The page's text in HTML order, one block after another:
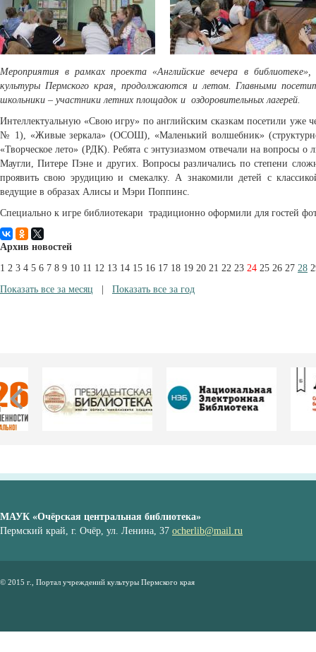
Мероприятия в рамках проекта «Английские вечера в
культуры Пермского края, продолжаются и летом. Главными
школьники – участники летних площадок и оздоровительных лагерей.
Интеллектуальную «Свою игру» по английским сказкам посетили уже
№ 1), «Живые зеркала» (ОСОШ), «Маленький волшебник»
«Творческое лето» (РДК). Ребята с энтузиазмом отвечали на
Маугли, Питере Пэне и других. Вопросы различались по степени
проявить свою эрудицию и смекалку. А знакомили детей с
ведущие в образах Алисы и Мэри Поппинс.
Специально к игре библиотекари традиционно оформили для гостей
Архив новостей
1 2 3 4 5 6 7 8 9 10 11 12 13 14 15 16 17 18 19 20 21 22 23 24 25 26 27 28
Показать все за месяц
Показать все за год
МАУК «Очёрская центральная библиотека»
Пермский край, г. Очёр, ул. Ленина, 37 ocherlib@mail.ru
© 2015 г., Портал учреждений культуры Пермского края